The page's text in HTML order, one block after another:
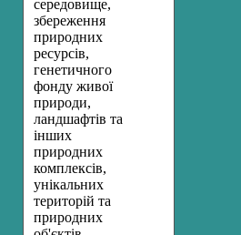
середовище,
збереження
природних
ресурсів,
генетичного
фонду живої
природи,
ландшафтів та
інших
природних
комплексів,
унікальних
територій та
природних